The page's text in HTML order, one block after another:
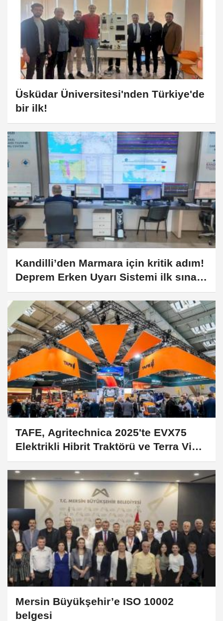
Üsküdar Üniversitesi'nden Türkiye'de
bir ilk!
Kandilli’den Marmara için kritik adım!
Deprem Erken Uyarı Sistemi ilk sınavı
başarıyla verdi
TAFE, Agritechnica 2025'te EVX75
Elektrikli Hibrit Traktörü ve Terra Vista
sistemini tanıttı
Mersin Büyükşehir’e ISO 10002
belgesi